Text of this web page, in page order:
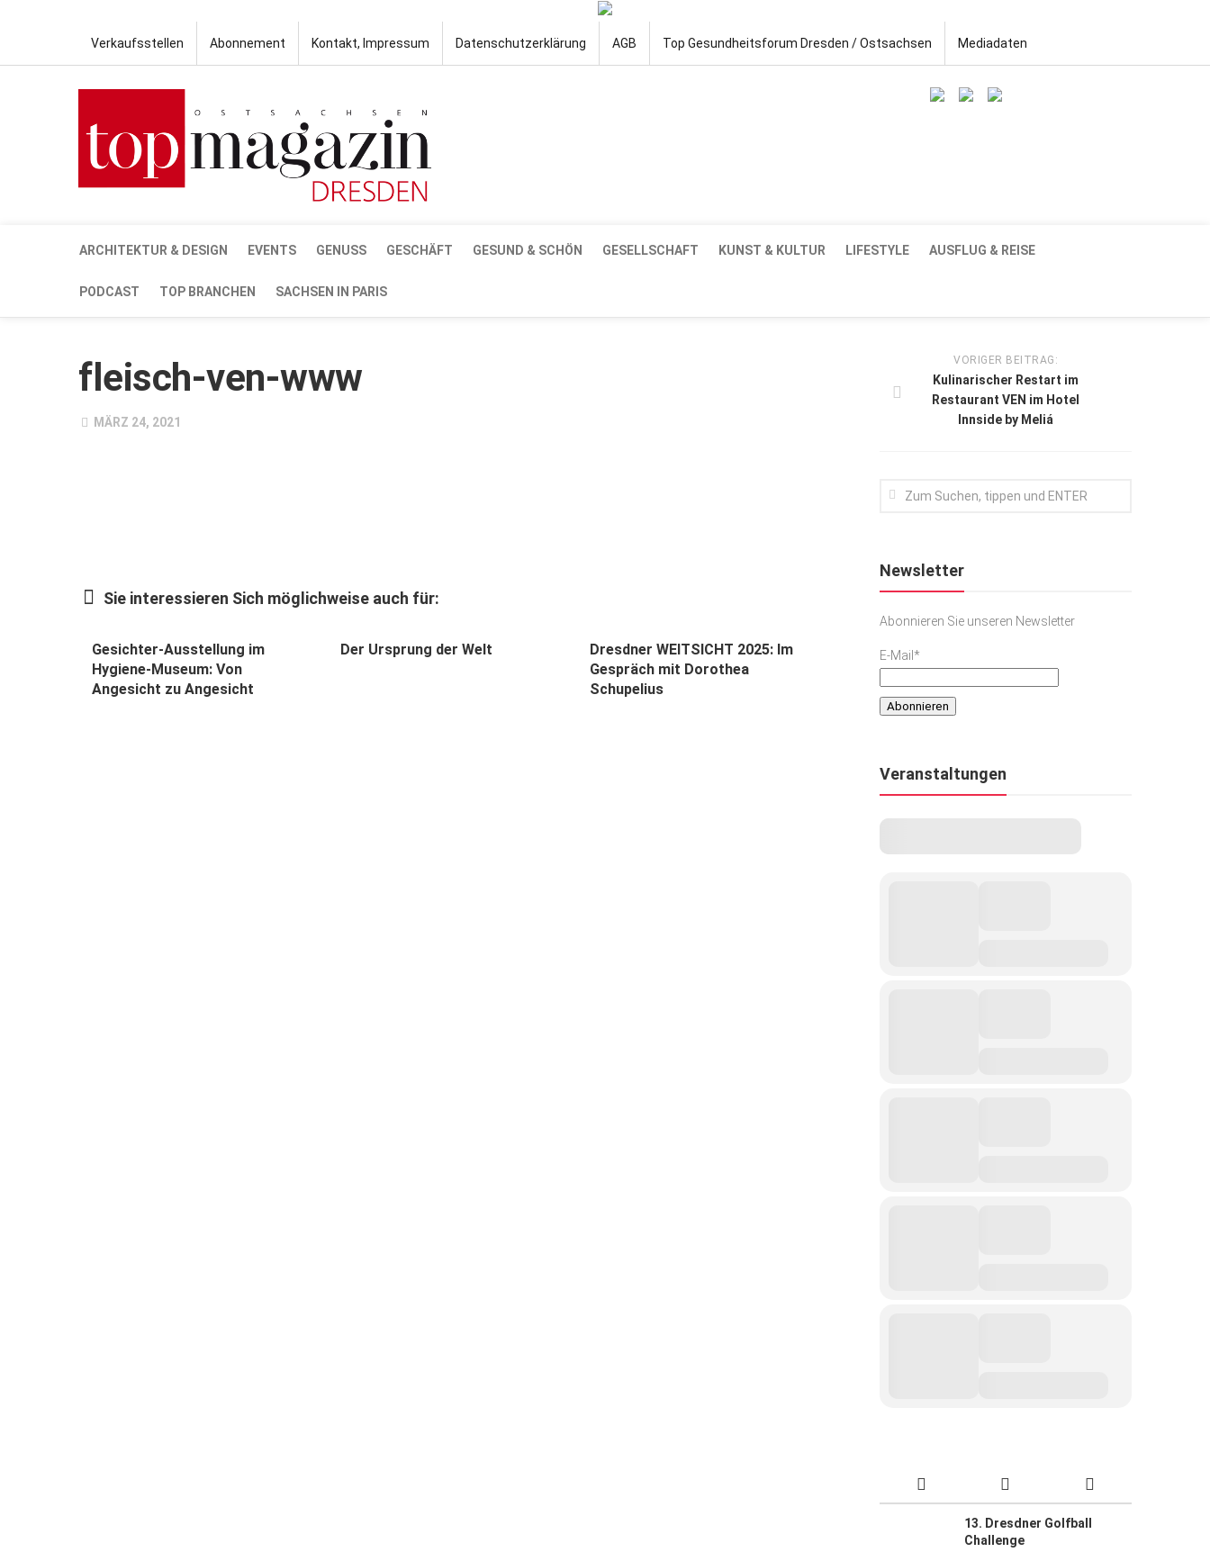
Verkaufsstellen Abonnement Kontakt, Impressum Datenschutzerklärung AGB Top Gesundheitsforum Dresden / Ostsachsen Mediadaten
ARCHITEKTUR & DESIGN EVENTS GENUSS GESCHÄFT GESUND & SCHÖN GESELLSCHAFT KUNST & KULTUR LIFESTYLE AUSFLUG & REISE
PODCAST TOP BRANCHEN SACHSEN IN PARIS
fleisch-ven-www
MÄRZ 24, 2021
Sie interessieren Sich möglichweise auch für:
Gesichter-Ausstellung im
Hygiene-Museum: Von
Angesicht zu Angesicht
Der Ursprung der Welt
Dresdner WEITSICHT 2025: Im
Gespräch mit Dorothea
Schupelius
VORIGER BEITRAG:
Kulinarischer Restart im
Restaurant VEN im Hotel
Innside by Meliá
Newsletter
Abonnieren Sie unseren Newsletter
E-Mail*
Veranstaltungen
13. Dresdner Golfball
Challenge